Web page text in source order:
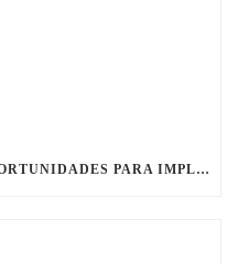
PERSPECTIVA ATUAL E OPORTUNIDADES PARA IMPLEMENTAÇÃO DE NOVAS TECNOLOGIAS NO MONITORAMENTO REMOTO DE PROTEÇÃO CATÓDICA